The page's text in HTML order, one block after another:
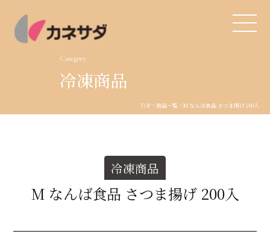
TOP
美味しい安心
商品・開発
Category
冷凍商品
TOP<商品一覧 < M なんば食品 さつま揚げ 200入
冷凍商品
M なんば食品 さつま揚げ 200入